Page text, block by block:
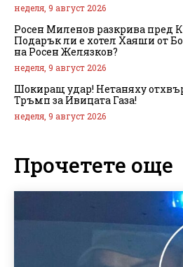
неделя, 9 август 2026
Росен Миленов разкрива пред
Подарък ли е хотел Хаяши от
на Росен Желязков?
неделя, 9 август 2026
Шокиращ удар! Нетаняху
Тръмп за Ивицата Газа!
неделя, 9 август 2026
Прочетете още